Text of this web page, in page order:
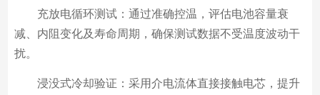
充放电循环测试：通过准确控温，评估电池容量衰
减、内阻变化及寿命周期，确保测试数据不受温度波动干
扰。
浸没式冷却验证：采用介电流体直接接触电芯，提升